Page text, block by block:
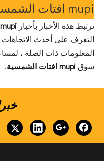
mupi افتات الشمسية
ترتبط هذه الأخبار بأخبار mupi افتات الشمسية
التعرف على أحدث
المعلومات ذات الصلة ،
سوقmupi افتات الشمسية .